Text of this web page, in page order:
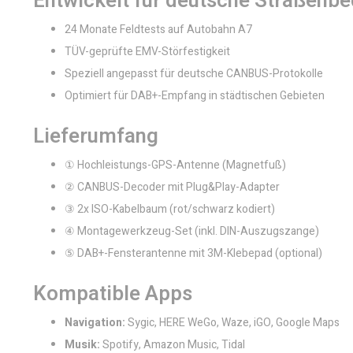
24 Monate Feldtests auf Autobahn A7
TÜV-geprüfte EMV-Störfestigkeit
Speziell angepasst für deutsche CANBUS-Protokolle
Optimiert für DAB+-Empfang in städtischen Gebieten
Lieferumfang
① Hochleistungs-GPS-Antenne (Magnetfuß)
② CANBUS-Decoder mit Plug&Play-Adapter
③ 2x ISO-Kabelbaum (rot/schwarz kodiert)
④ Montagewerkzeug-Set (inkl. DIN-Auszugszange)
⑤ DAB+-Fensterantenne mit 3M-Klebepad (optional)
Kompatible Apps
Navigation:Sygic, HERE WeGo, Waze, iGO, Google Maps
Musik:Spotify, Amazon Music, Tidal